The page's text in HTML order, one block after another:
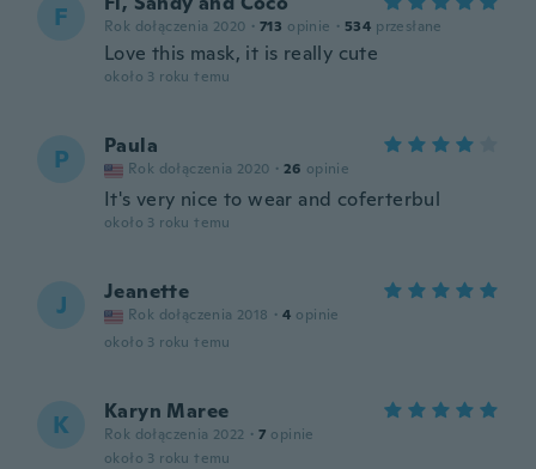
F Rok dołączenia 2020 · 713 opinie · 534 przesłane
Love this mask, it is really cute
około 3 roku temu
P Paula
Rok dołączenia 2020 · 26 opinie
It's very nice to wear and coferterbul
około 3 roku temu
J Jeanette
Rok dołączenia 2018 · 4 opinie
około 3 roku temu
K Karyn Maree
Rok dołączenia 2022 · 7 opinie
około 3 roku temu